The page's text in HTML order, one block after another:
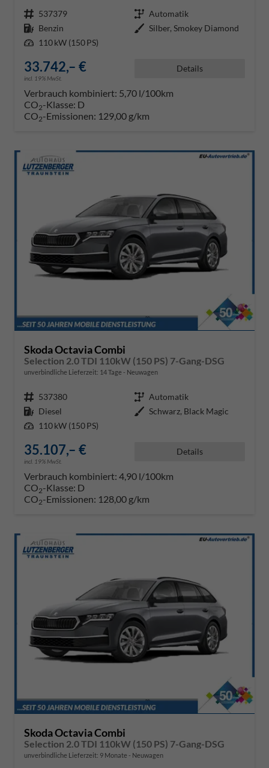
Fahrzeugnr. 537379 Getriebe Automatik
Kraftstoff Benzin Außenfarbe Silber, Smokey Diamond
Leistung 110 kW (150 PS)
33.742,– €
incl. 19% MwSt.
Details
Verbrauch kombiniert: 5,70 l/100km
CO2-Klasse: D
CO2-Emissionen: 129,00 g/km
Skoda Octavia Combi
Selection 2.0 TDI 110kW (150 PS) 7-Gang-DSG
unverbindliche Lieferzeit: 14 Tage Neuwagen
Fahrzeugnr. 537380 Getriebe Automatik
Kraftstoff Diesel Außenfarbe Schwarz, Black Magic
Leistung 110 kW (150 PS)
35.107,– €
incl. 19% MwSt.
Details
Verbrauch kombiniert: 4,90 l/100km
CO2-Klasse: D
CO2-Emissionen: 128,00 g/km
Skoda Octavia Combi
Selection 2.0 TDI 110kW (150 PS) 7-Gang-DSG
unverbindliche Lieferzeit: 9 Monate Neuwagen